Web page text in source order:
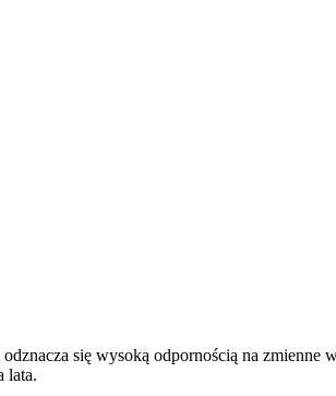
się wysoką odpornością na
lata.